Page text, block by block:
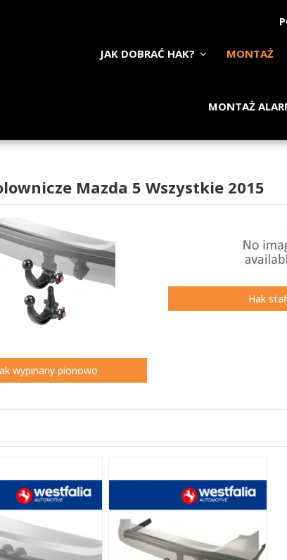
JAK DOBRAĆ HAK? MONTAŻ
MONTAŻ
Mazda 5 Wszystkie 2015
wypinany pionowo
Hak